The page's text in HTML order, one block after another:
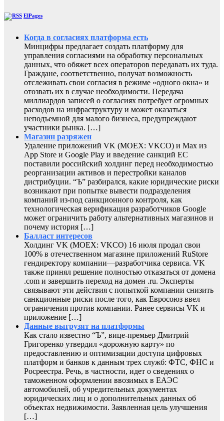
ElPages
Когда в согласиях платформа есть
Минцифры предлагает создать платформу для
управления согласиями на обработку персональных
данных, что обяжет всех операторов передавать их туда.
Граждане, соответственно, получат возможность
отслеживать свои согласия в режиме «одного окна» и
отозвать их в случае необходимости. Передача
миллиардов записей о согласиях потребует огромных
расходов на инфраструктуру и может оказаться
неподъемной для малого бизнеса, предупреждают
участники рынка. […]
Магазин разряжен
Удаление приложений VK (MOEX: VKCO) и Max из
App Store и Google Play и введение санкций ЕС
поставили российский холдинг перед необходимостью
реорганизации активов и перестройки каналов
дистрибуции. “Ъ” разбирался, какие юридические риски
возникают при попытке вывести подразделения
компаний из-под санкционного контроля, как
технологическая верификация разработчиков Google
может ограничить работу альтернативных магазинов и
почему история […]
Балласт интересов
Холдинг VK (MOEX: VKCO) 16 июля продал свои
100% в отечественном магазине приложений RuStore
гендиректору компании—разработчика сервиса. VK
также принял решение полностью отказаться от домена
.com и завершить переход на домен .ru. Эксперты
связывают эти действия с попыткой компании снизить
санкционные риски после того, как Евросоюз ввел
ограничения против компании. Ранее сервисы VK и
приложение […]
Данные выгрузят на платформы
Как стало известно “Ъ”, вице-премьер Дмитрий
Григоренко утвердил «дорожную карту» по
предоставлению и оптимизации доступа цифровых
платформ и банков к данным трех служб: ФТС, ФНС и
Росреестра. Речь, в частности, идет о сведениях о
таможенном оформлении ввозимых в ЕАЭС
автомобилей, об учредительных документах
юридических лиц и о дополнительных данных об
объектах недвижимости. Заявленная цель улучшения
[…]